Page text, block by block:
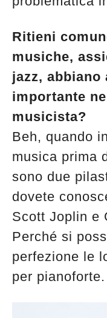
Ritieni
musiche,
jazz,
importante
musicista?
Beh, quando
musica prima
sono due
dovete
Scott Joplin e
Perché si
perfezione le
per pianoforte.